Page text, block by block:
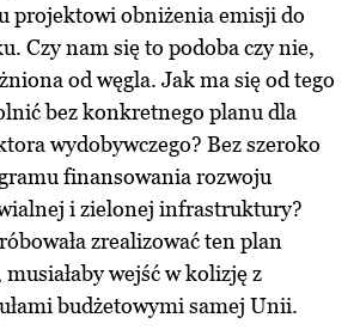
projektowi obniżenia emisji do
Czy nam się to podoba czy nie,
od węgla. Jak ma się od tego
bez konkretnego planu dla
wydobywczego? Bez szeroko
finansowania rozwoju
i zielonej infrastruktury?
zrealizować ten plan
musiałaby wejść w kolizję z
budżetowymi samej Unii.